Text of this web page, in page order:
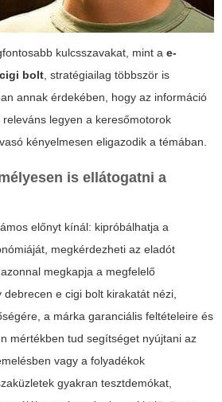
kulcsszavakat, mint a e-
bolt , stratégiailag többször is
annak érdekében, hogy az információ
legyen a keresőmotorok
kényelmesen eligazodik a témában.
is ellátogatni a
előnyt kínál: kipróbálhatja a
megkérdezheti az eladót
megkapja a megfelelő
debrecen e cigi bolt kirakatát nézi,
a márka garanciális feltételeire és
mértékben tud segítséget nyújtani az
vagy a folyadékok
gyakran tesztdemókat,